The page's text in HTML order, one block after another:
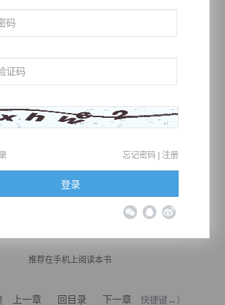
”
推荐在手机上阅读本书
上一章 回目录 下一章 快捷键→）
忘记密码 | 注册
登录